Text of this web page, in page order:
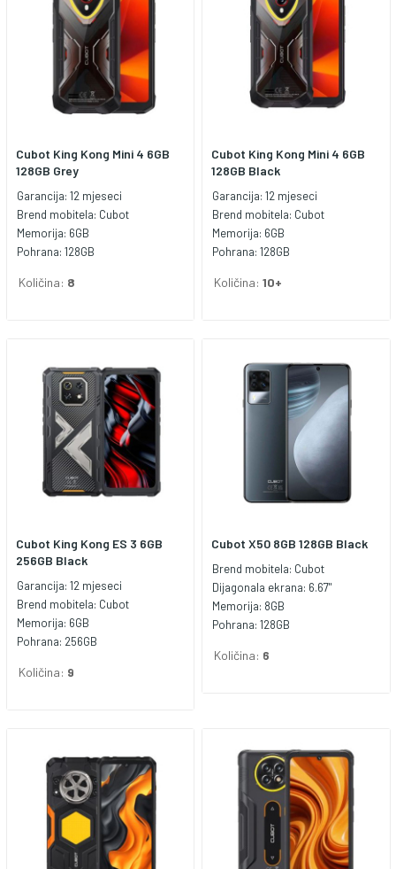
Cubot King Kong Mini 4 6GB
128GB Grey
Garancija: 12 mjeseci
Brend mobitela: Cubot
Memorija: 6GB
Pohrana: 128GB
Količina: 8
Cubot King Kong Mini 4 6GB
128GB Black
Garancija: 12 mjeseci
Brend mobitela: Cubot
Memorija: 6GB
Pohrana: 128GB
Količina: 10+
Cubot King Kong ES 3 6GB
256GB Black
Garancija: 12 mjeseci
Brend mobitela: Cubot
Memorija: 6GB
Pohrana: 256GB
Količina: 9
Cubot X50 8GB 128GB Black
Brend mobitela: Cubot
Dijagonala ekrana: 6.67"
Memorija: 8GB
Pohrana: 128GB
Količina: 6